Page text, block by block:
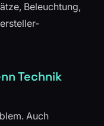
Beleuchtung,
Technik
Auch